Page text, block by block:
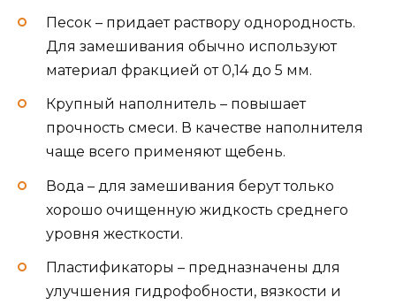
Песок – придает раствору однородность.
Для замешивания обычно используют
материал фракцией от 0,14 до 5 мм.
Крупный наполнитель – повышает
прочность смеси. В качестве наполнителя
чаще всего применяют щебень.
Вода – для замешивания берут только
хорошо очищенную жидкость среднего
уровня жесткости.
Пластификаторы – предназначены для
улучшения гидрофобности, вязкости и